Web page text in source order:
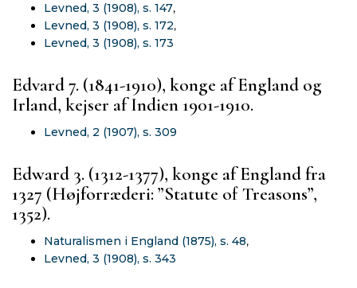
Levned, 3 (1908), s. 147,
Levned, 3 (1908), s. 172,
Levned, 3 (1908), s. 173
Edvard 7. (1841-1910), konge af England og
Irland, kejser af Indien 1901-1910.
Levned, 2 (1907), s. 309
Edward 3. (1312-1377), konge af England fra
1327 (Højforræderi: ”Statute of Treasons”,
1352).
Naturalismen i England (1875), s. 48,
Levned, 3 (1908), s. 343